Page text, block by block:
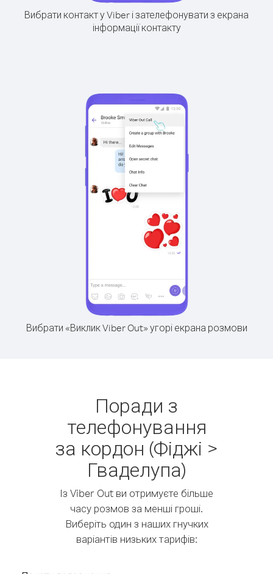
Вибрати контакт у Viber і зателефонувати з екрана
інформації контакту
Вибрати «Виклик Viber Out» угорі екрана розмови
Поради з
телефонування
за кордон (Фіджі >
Гваделупа)
Із Viber Out ви отримуєте більше
часу розмов за менші гроші.
Виберіть один з наших гнучких
варіантів низьких тарифів: